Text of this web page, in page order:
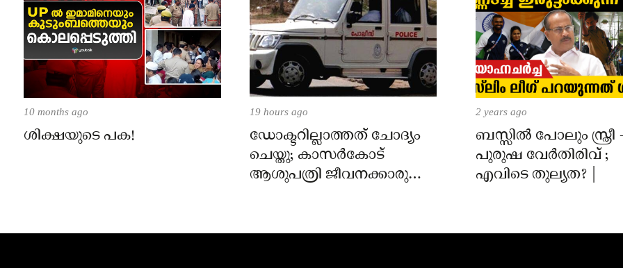
10 months ago
ശിക്ഷയുടെ പക!
19 hours ago
ഡോക്ടറില്ലാത്തത് ചോദ്യം
ചെയ്തു; കാസർകോട്
ആശുപത്രി ജീവനക്കാരുടെ
2 years ago
ബസ്സിൽ പോലും സ്ത്രീ
പുരുഷ വേർതിരിവ് ;
എവിടെ തുല്യത? |